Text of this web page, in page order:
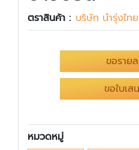
ตราสินค้า : บริษัท นำรุ่งไ
ขอราย
ขอใบเส
หมวดหมู่